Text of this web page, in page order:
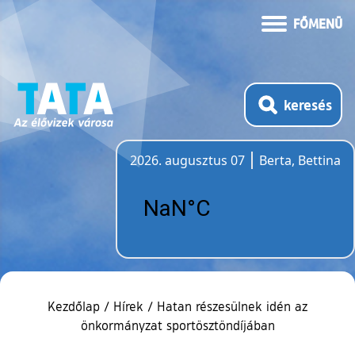
FŐMENÜ
keresés
2026. augusztus 07
Berta, Bettina
Kezdőlap / Hírek / Hatan részesülnek idén az
önkormányzat sportösztöndíjában